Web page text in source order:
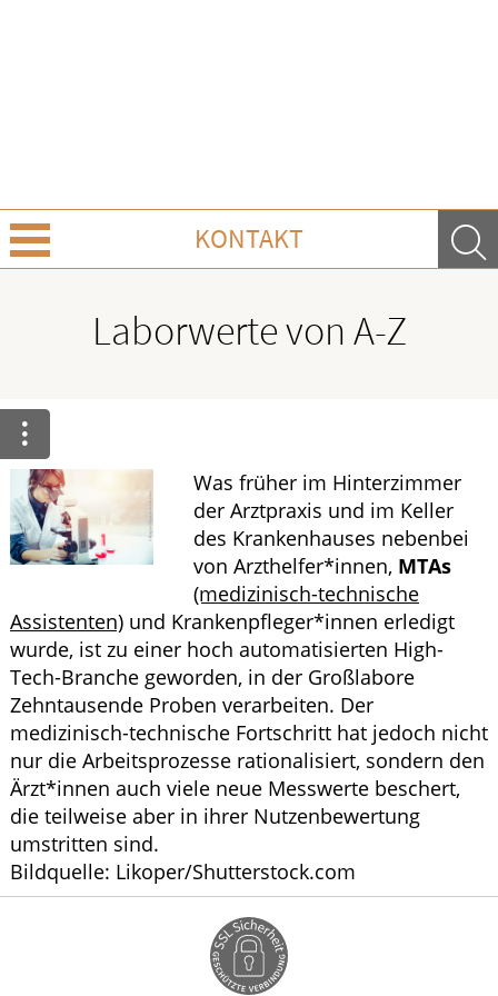
KONTAKT
Ratgeber
Krankheiten & Therapie
HOMÖOPATHIE
Laborwerte von A-Z
Was früher im Hinterzimmer
der Arztpraxis und im Keller
des Krankenhauses nebenbei
von Arzthelfer*innen, MTAs
(medizinisch-technische
Assistenten) und Krankenpfleger*innen erledigt
wurde, ist zu einer hoch automatisierten High-
Tech-Branche geworden, in der Großlabore
Zehntausende Proben verarbeiten. Der
medizinisch-technische Fortschritt hat jedoch nicht
nur die Arbeitsprozesse rationalisiert, sondern den
Ärzt*innen auch viele neue Messwerte beschert,
die teilweise aber in ihrer Nutzenbewertung
umstritten sind.
Bildquelle: Likoper/Shutterstock.com